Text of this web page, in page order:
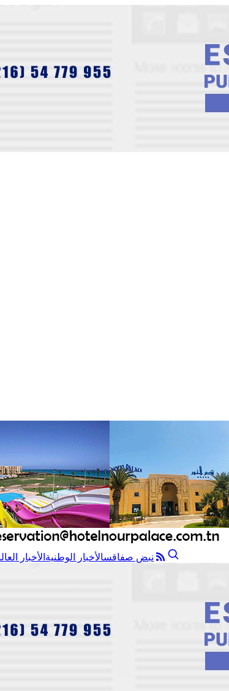
نبض صفاقسالأخبار الوطنية الأخبار